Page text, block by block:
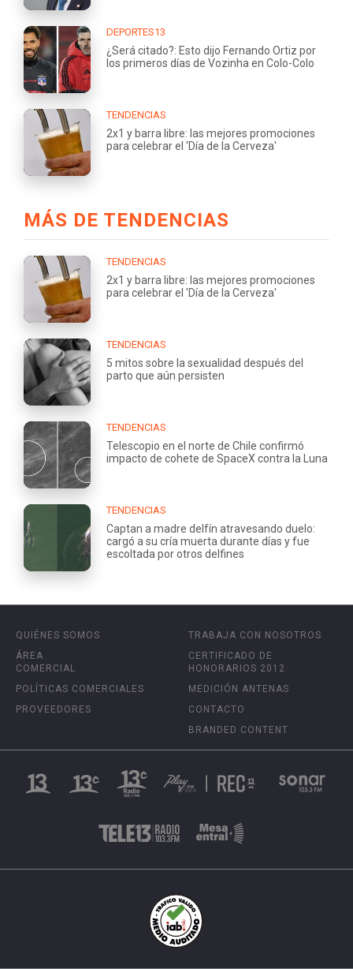
DEPORTES13
¿Será citado?: Esto dijo Fernando Ortiz por
los primeros días de Vozinha en Colo-Colo
TENDENCIAS
2x1 y barra libre: las mejores promociones
para celebrar el 'Día de la Cerveza'
MÁS DE TENDENCIAS
TENDENCIAS
2x1 y barra libre: las mejores promociones
para celebrar el 'Día de la Cerveza'
TENDENCIAS
5 mitos sobre la sexualidad después del
parto que aún persisten
TENDENCIAS
Telescopio en el norte de Chile confirmó
impacto de cohete de SpaceX contra la Luna
TENDENCIAS
Captan a madre delfín atravesando duelo:
cargó a su cría muerta durante días y fue
escoltada por otros delfines
QUIÉNES SOMOS
ÁREA
COMERCIAL
POLÍTICAS COMERCIALES
PROVEEDORES
TRABAJA CON NOSOTROS
CERTIFICADO DE
HONORARIOS 2012
MEDICIÓN ANTENAS
CONTACTO
BRANDED CONTENT